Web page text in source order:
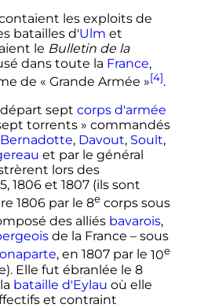
les exploits de
batailles d'Ulm et
le Bulletin de la
dans toute la France,
de « Grande Armée »[4].
sept corps d'armée
torrents » commandés
Bernadotte, Davout, Soult,
et par le général
lors des
1806 et 1807 (ils sont
1806par le 8e corpssous
des alliés bavarois,
de la France – sous
, en 1807 par le 10e
Elle fut ébranlée le 8
bataille d'Eylau où elle
et contraint